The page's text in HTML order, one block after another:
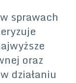
sprawach
oraz
działaniu